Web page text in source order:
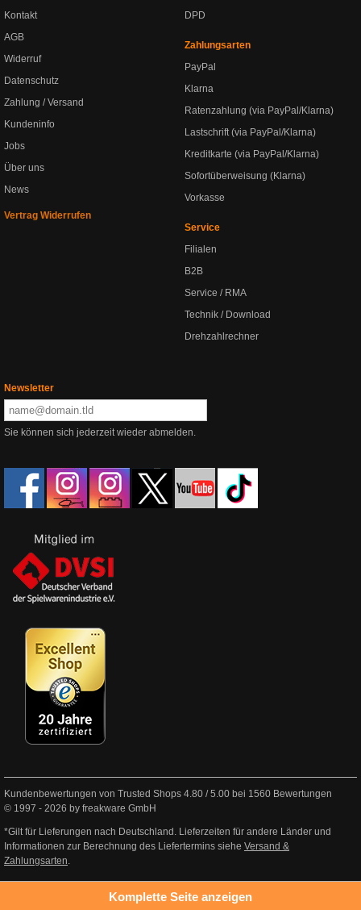
Kontakt
AGB
Widerruf
Datenschutz
Zahlung / Versand
Kundeninfo
Jobs
Über uns
News
Vertrag Widerrufen
DPD
Zahlungsarten
PayPal
Klarna
Ratenzahlung (via PayPal/Klarna)
Lastschrift (via PayPal/Klarna)
Kreditkarte (via PayPal/Klarna)
Sofortüberweisung (Klarna)
Vorkasse
Service
Filialen
B2B
Service / RMA
Technik / Download
Drehzahlrechner
Newsletter
Sie können sich jederzeit wieder abmelden.
Kundenbewertungen von Trusted Shops 4.80 /5.00 bei 1560 Bewertungen
© 1997 - 2026 by freakware GmbH
*Gilt für Lieferungen nach Deutschland. Lieferzeiten für andere Länder und
Informationen zur Berechnung des Liefertermins siehe Versand &
Zahlungsarten.
Komplette Seite anzeigen